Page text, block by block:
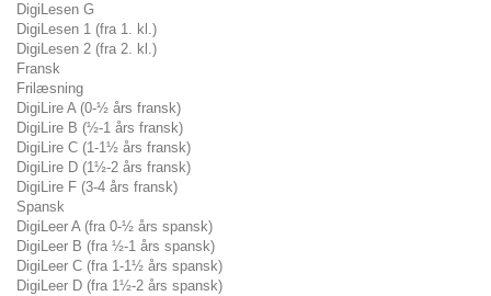
DigiLesen G
DigiLesen 1 (fra 1. kl.)
DigiLesen 2 (fra 2. kl.)
Fransk
Frilæsning
DigiLire A (0-½ års fransk)
DigiLire B (½-1 års fransk)
DigiLire C (1-1½ års fransk)
DigiLire D (1½-2 års fransk)
DigiLire F (3-4 års fransk)
Spansk
DigiLeer A (fra 0-½ års spansk)
DigiLeer B (fra ½-1 års spansk)
DigiLeer C (fra 1-1½ års spansk)
DigiLeer D (fra 1½-2 års spansk)